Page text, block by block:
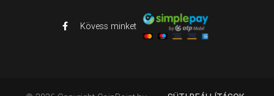
Kövess minket